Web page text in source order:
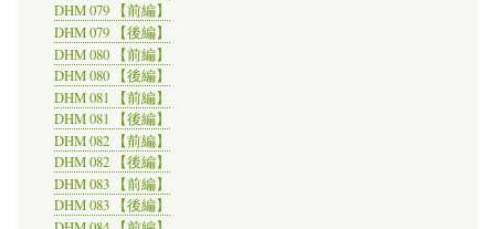
DHM 079 【前編】
DHM 079 【後編】
DHM 080 【前編】
DHM 080 【後編】
DHM 081 【前編】
DHM 081 【後編】
DHM 082 【前編】
DHM 082 【後編】
DHM 083 【前編】
DHM 083 【後編】